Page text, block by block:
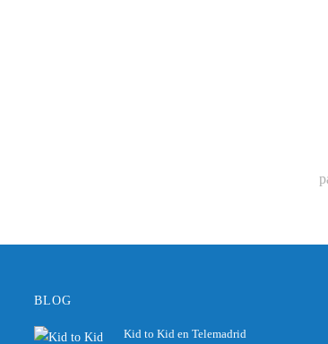
BLOG
Kid to Kid en Telemadrid